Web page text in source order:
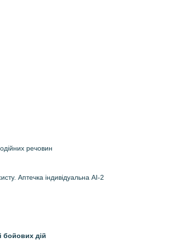
речовин
Аптечка індивідуальна АІ-2
бойових дій